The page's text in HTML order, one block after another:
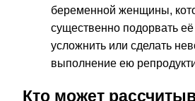
беременной женщины,
существенно подорвать
усложнить или сделать
выполнение ею
Кто может